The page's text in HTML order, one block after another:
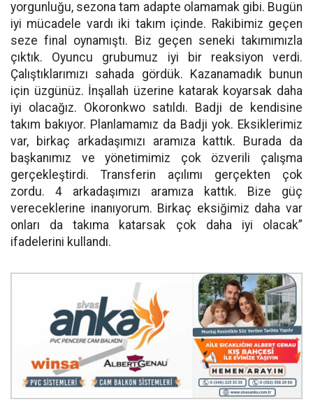
yorgunluğu, sezona tam adapte olamamak gibi. Bugün
iyi mücadele vardı iki takım içinde. Rakibimiz geçen
seze final oynamıştı. Biz geçen seneki takımımızla
çıktık. Oyuncu grubumuz iyi bir reaksiyon verdi.
Çalıştıklarımızı sahada gördük. Kazanamadık bunun
için üzgünüz. İnşallah üzerine katarak koyarsak daha
iyi olacağız. Okoronkwo satıldı. Badji de kendisine
takım bakıyor. Planlamamız da Badji yok. Eksiklerimiz
var, birkaç arkadaşımızı aramıza kattık. Burada da
başkanımız ve yönetimimiz çok özverili çalışma
gerçekleştirdi. Transferin açılımı gerçekten çok
zordu. 4 arkadaşımızı aramıza kattık. Bize güç
vereceklerine inanıyorum. Birkaç eksiğimiz daha var
onları da takıma katarsak çok daha iyi olacak”
ifadelerini kullandı.